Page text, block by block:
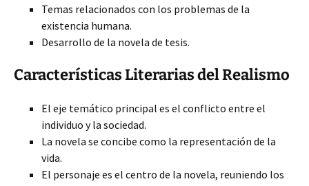
Temas relacionados con los problemas de la
existencia humana.
Desarrollo de la novela de tesis.
Características Literarias del Realismo
El eje temático principal es el conflicto entre el
individuo y la sociedad.
La novela se concibe como la representación de la
vida.
El personaje es el centro de la novela, reuniendo los